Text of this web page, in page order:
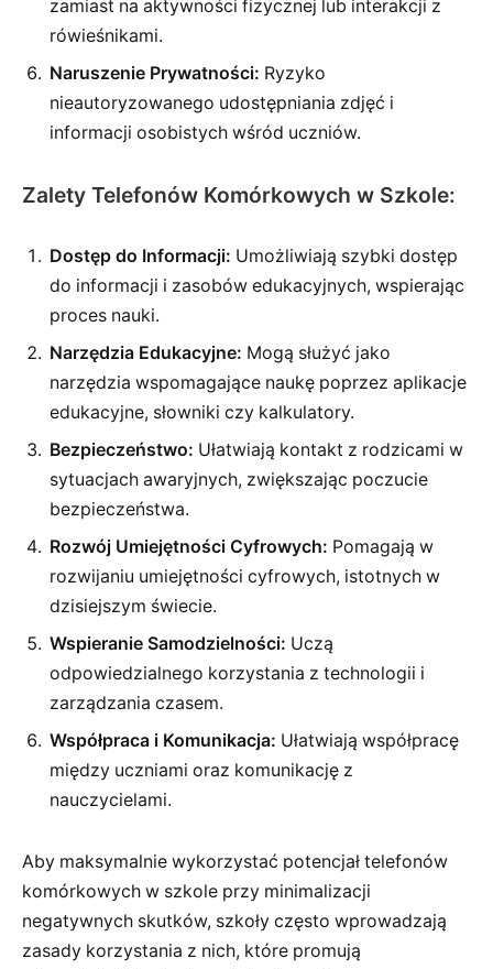
zamiast na aktywności fizycznej lub interakcji z
rówieśnikami.
Naruszenie Prywatności: Ryzyko
nieautoryzowanego udostępniania zdjęć i
informacji osobistych wśród uczniów.
Zalety Telefonów Komórkowych w Szkole:
Dostęp do Informacji: Umożliwiają szybki dostęp
do informacji i zasobów edukacyjnych, wspierając
proces nauki.
Narzędzia Edukacyjne: Mogą służyć jako
narzędzia wspomagające naukę poprzez aplikacje
edukacyjne, słowniki czy kalkulatory.
Bezpieczeństwo: Ułatwiają kontakt z rodzicami w
sytuacjach awaryjnych, zwiększając poczucie
bezpieczeństwa.
Rozwój Umiejętności Cyfrowych: Pomagają w
rozwijaniu umiejętności cyfrowych, istotnych w
dzisiejszym świecie.
Wspieranie Samodzielności: Uczą
odpowiedzialnego korzystania z technologii i
zarządzania czasem.
Współpraca i Komunikacja: Ułatwiają współpracę
między uczniami oraz komunikację z
nauczycielami.
Aby maksymalnie wykorzystać potencjał telefonów
komórkowych w szkole przy minimalizacji
negatywnych skutków, szkoły często wprowadzają
zasady korzystania z nich, które promują